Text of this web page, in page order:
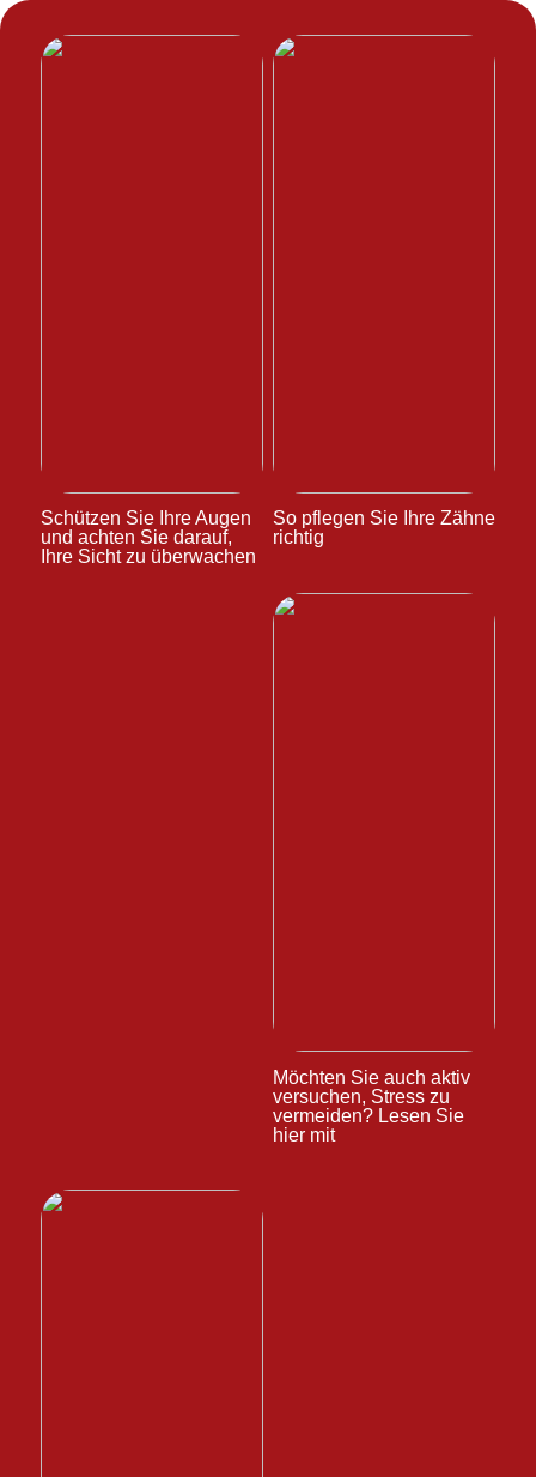
Schützen Sie Ihre Augen
und achten Sie darauf,
Ihre Sicht zu überwachen
So pflegen Sie Ihre Zähne
richtig
Möchten Sie auch aktiv
versuchen, Stress zu
vermeiden? Lesen Sie
hier mit